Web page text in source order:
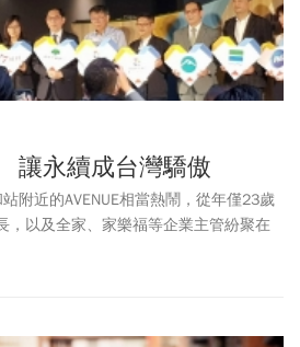
永續成台灣驕傲
附近的AVENUE相當熱鬧，從年僅23歲
，以及全家、家樂福等企業主管紛聚在
討論如何讓企業與社會共好…。